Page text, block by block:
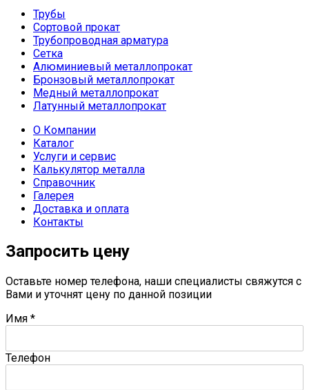
Трубы
Сортовой прокат
Трубопроводная арматура
Сетка
Алюминиевый металлопрокат
Бронзовый металлопрокат
Медный металлопрокат
Латунный металлопрокат
О Компании
Каталог
Услуги и сервис
Калькулятор металла
Справочник
Галерея
Доставка и оплата
Контакты
Запросить цену
Оставьте номер телефона, наши специалисты свяжутся с
Вами и уточнят цену по данной позиции
Имя *
Телефон